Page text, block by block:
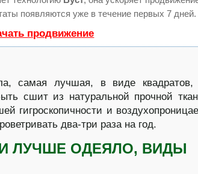
появляются уже в течение первых 7 дней.
продвижение
самая лучшая, в виде квадратов,
сшит из натуральной прочной
гигроскопичности и
два-три раза на год.
ЛУЧШЕ ОДЕЯЛО, ВИДЫ